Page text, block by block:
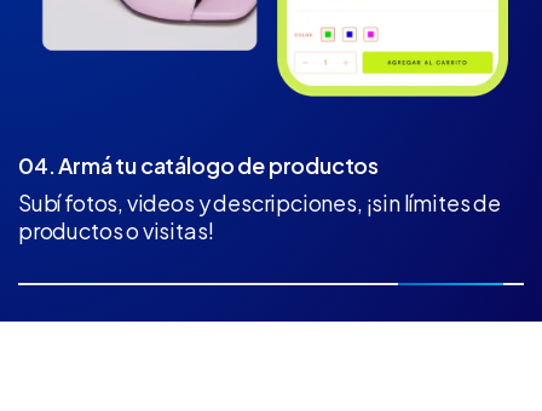
04. Armá tu catálogo de productos
Subí fotos, videos y descripciones, ¡sin límites de
productos o visitas!